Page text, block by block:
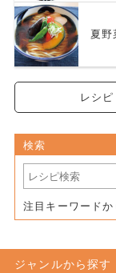
夏野
検索
注目キーワードか
ジャンルから探す